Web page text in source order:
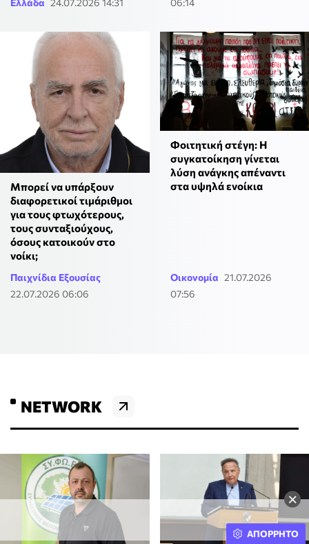
×
Ελλάδα 24.07.2026 14:31
06:14
Μπορεί να υπάρξουν
διαφορετικοί τιμάριθμοι
για τους φτωχότερους,
τους συνταξιούχους,
όσους κατοικούν στο
νοίκι;
Παιχνίδια Εξουσίας
22.07.2026 06:06
Φοιτητική στέγη: Η
συγκατοίκηση γίνεται
λύση ανάγκης απέναντι
στα υψηλά ενοίκια
Οικονομία 21.07.2026
07:56
NETWORK
ΑΠΟΡΡΗΤΟ